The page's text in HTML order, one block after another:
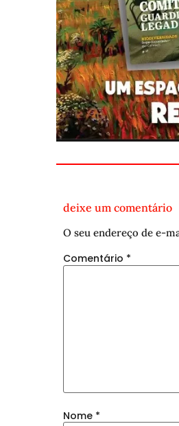
deixe um comentário
O seu endereço de e-
Comentário *
Nome *